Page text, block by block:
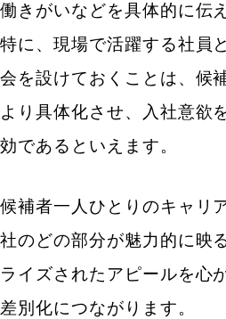
働きがいなどを具体的に伝
特に、現場で活躍する社員
会を設けておくことは、候
より具体化させ、入社意欲
効であるといえます。
候補者一人ひとりのキャリ
社のどの部分が魅力的に映
ライズされたアピールを心
差別化につながります。